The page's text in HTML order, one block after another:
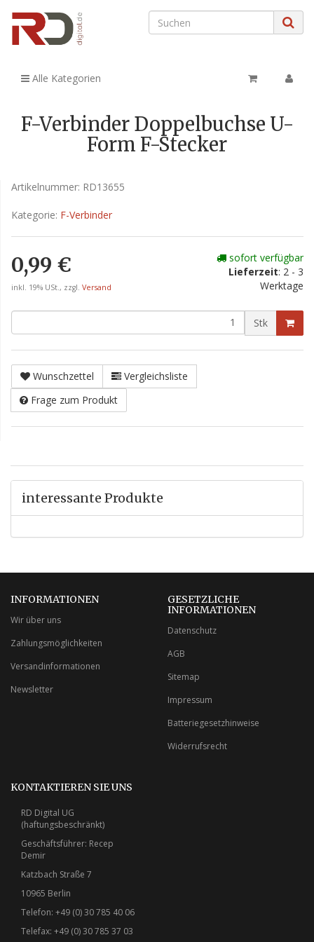
Alle Kategorien
F-Verbinder Doppelbuchse U-
Form F-Stecker
Artikelnummer: RD13655
Kategorie: F-Verbinder
0,99 €
inkl. 19% USt., zzgl. Versand
sofort verfügbar
Lieferzeit: 2 - 3
Werktage
Stk
Wunschzettel
Vergleichsliste
Frage zum Produkt
interessante Produkte
INFORMATIONEN
Wir über uns
Zahlungsmöglichkeiten
Versandinformationen
Newsletter
GESETZLICHE
INFORMATIONEN
Datenschutz
AGB
Sitemap
Impressum
Batteriegesetzhinweise
Widerrufsrecht
KONTAKTIEREN SIE UNS
RD Digital UG
(haftungsbeschränkt)
Geschäftsführer: Recep
Demir
Katzbach Straße 7
10965 Berlin
Telefon: +49 (0) 30 785 40 06
Telefax: +49 (0) 30 785 37 03